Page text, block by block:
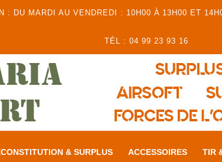
: DU MARDI AU VENDREDI : 10H00 À 13H00 ET
TÉL : 04 99 23 93 16
& SURPLUS ACCESSOIRES TIR